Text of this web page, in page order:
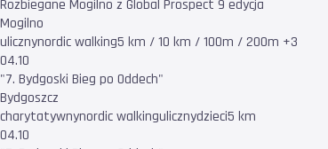
Rozbiegane Mogilno z Global Prospect 9 edycja
Mogilno
ulicznynordic walking5 km / 10 km / 100m / 200m +3
04.10
"7. Bydgoski Bieg po Oddech"
Bydgoszcz
charytatywnynordic walkingulicznydzieci5 km
04.10